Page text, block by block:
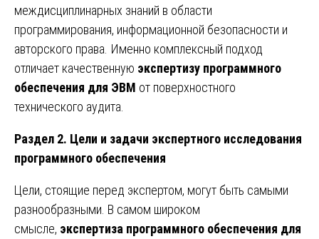
междисциплинарных знаний в области
программирования, информационной безопасности и
авторского права. Именно комплексный подход
отличает качественную экспертизу программного
обеспечения для ЭВМ от поверхностного
технического аудита.
Раздел 2. Цели и задачи экспертного исследования
программного обеспечения
Цели, стоящие перед экспертом, могут быть самыми
разнообразными. В самом широком
смысле, экспертиза программного обеспечения для